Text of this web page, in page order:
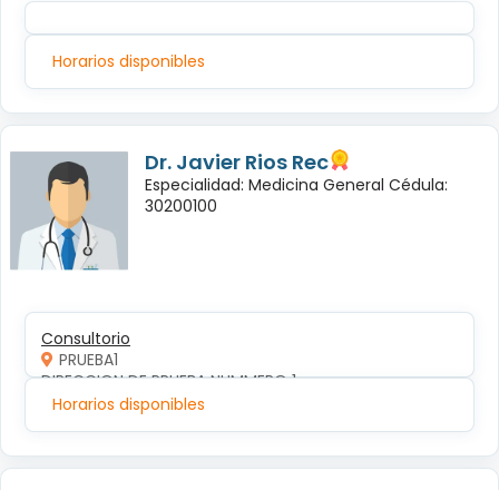
Horarios disponibles
Dr. Javier Rios Rec
Especialidad: Medicina General Cédula:
30200100
Consultorio
PRUEBA1
DIRECCION DE PRUEBA NUMMERO 1
Horarios disponibles